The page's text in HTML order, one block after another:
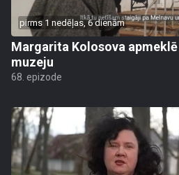
pirms 1 nedēļas, 6 dienām
Margarita Kolosova
muzeju
68. epizode